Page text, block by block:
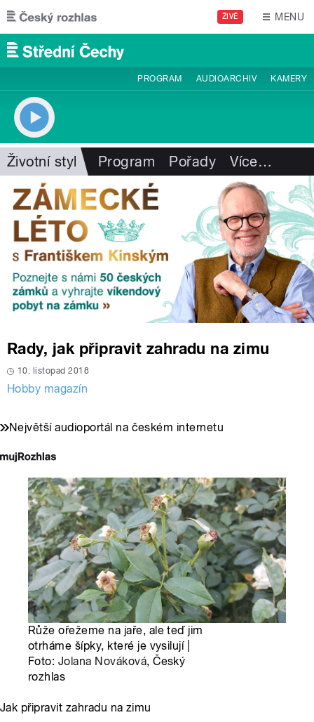
Přejít k hlavnímu obsahu
ŽIVĚ MENU
PROGRAM AUDIOARCHIV KAMERY
Životní styl Program Pořady Více…
Rady, jak připravit zahradu na zimu
10. listopad 2018
Hobby magazín
Největší audioportál na českém internetu
Růže ořežeme na jaře, ale teď jim
otrháme šípky, které je vysilují |
Foto: Jolana Nováková, Český
rozhlas
Jak připravit zahradu na zimu